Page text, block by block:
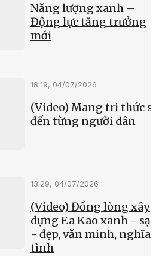
Năng lượng xanh –
Động lực tăng trưởng
mới
18:19, 04/07/2026
(Video) Mang tri thức
đến từng người dân
13:29, 04/07/2026
(Video) Đồng lòng xây
dựng Ea Kao xanh -
- đẹp, văn minh, nghĩa
tình